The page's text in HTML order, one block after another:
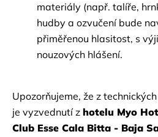
materiály (např. talíře,
hudby a ozvučení bude
přiměřenou hlasitost, s
nouzových hlášení.
Upozorňujeme, že z
je vyzvednutí z hotelu Myo
Club Esse Cala Bitta - Baja